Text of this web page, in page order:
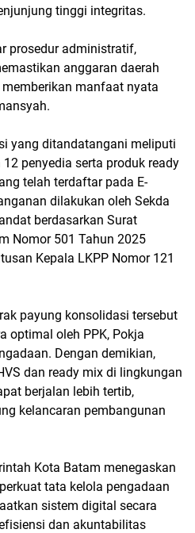
tinggi integritas.
prosedur administratif,
anggaran daerah
manfaat nyata
yang ditandatangani meliputi
penyedia serta produk ready
telah terdaftar pada E-
dilakukan oleh Sekda
berdasarkan Surat
Nomor 501 Tahun 2025
Kepala LKPP Nomor 121
payung konsolidasi tersebut
optimal oleh PPK, Pokja
Dengan demikian,
dan ready mix di lingkungan
berjalan lebih tertib,
kelancaran pembangunan
Kota Batam menegaskan
tata kelola pengadaan
sistem digital secara
dan akuntabilitas